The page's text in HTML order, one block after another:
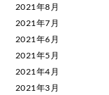
2021年8月
2021年7月
2021年6月
2021年5月
2021年4月
2021年3月